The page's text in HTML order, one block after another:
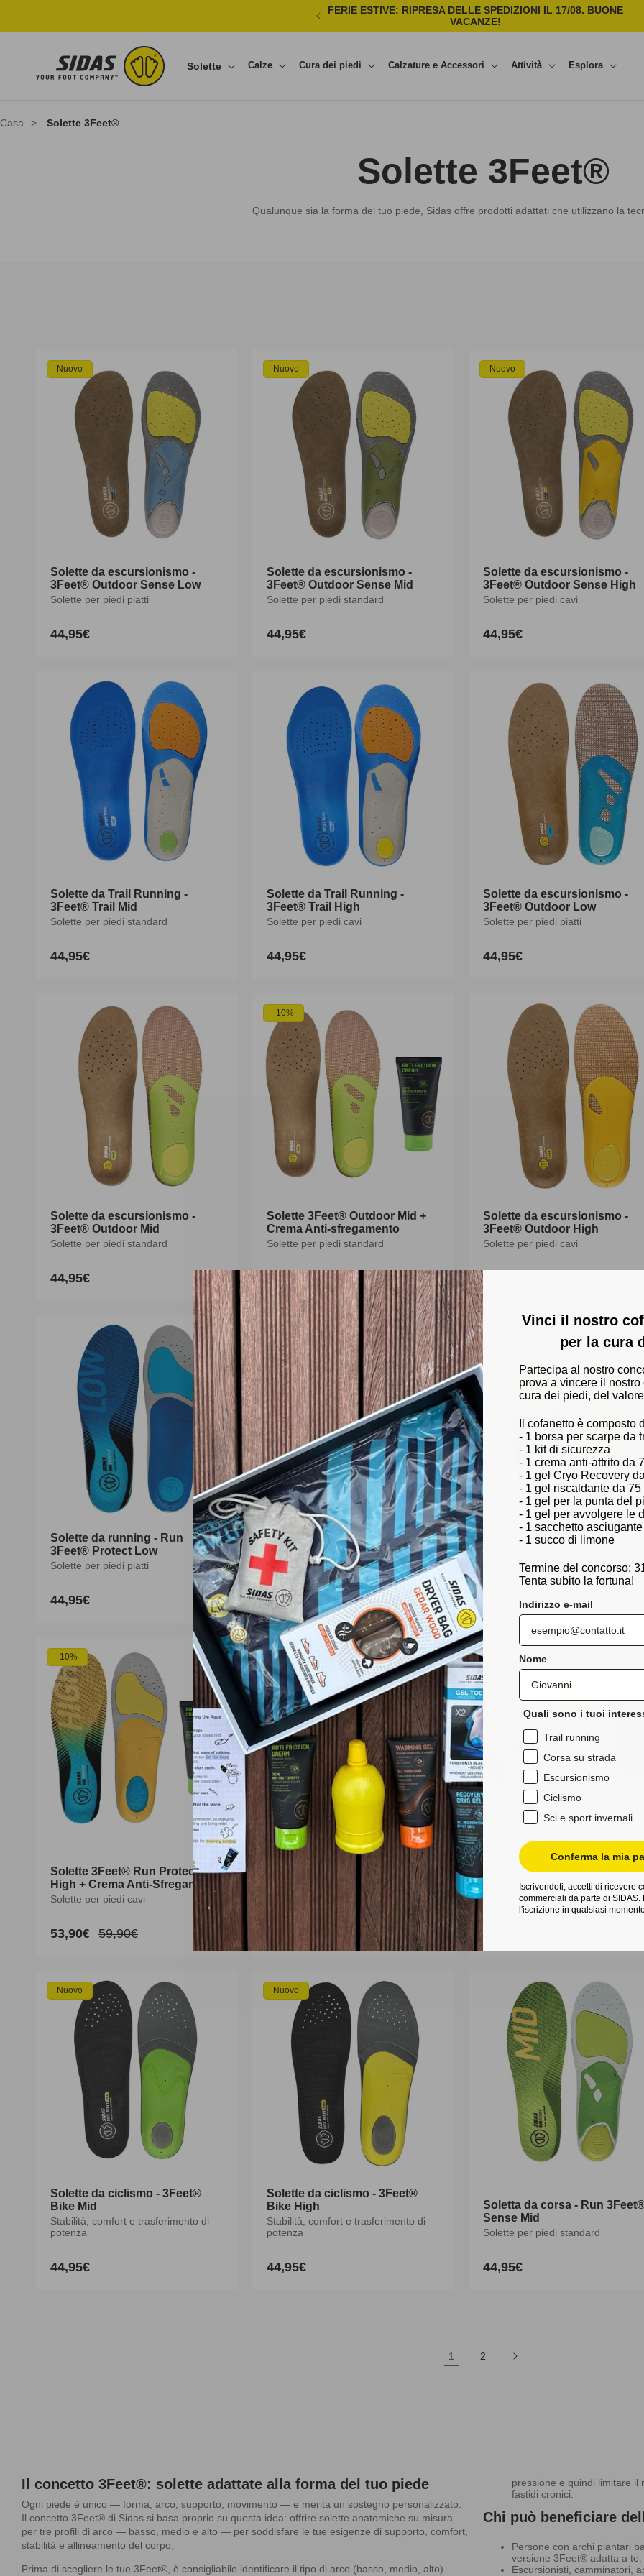
FERIE ESTIVE: RIPRESA DELLE SPEDIZIONI IL 17/08. BUONE
VACANZE!
Solette Calze Cura dei piedi Calzature e Accessori Attività Esplora
Casa > Solette 3Feet®
C
o
i
o
n
e
:
Solette 3Feet®
Qualunque sia la forma del tuo piede, Sidas offre prodotti adattati che utilizzano la
Nuovo
Solette da escursionismo -
3Feet® Outdoor Sense Low
Solette per piedi piatti
Prezzo
44,95€
Nuovo
Solette da escursionismo -
3Feet® Outdoor Sense Mid
Solette per piedi standard
Prezzo
44,95€
Nuovo
Solette da escursionismo -
3Feet® Outdoor Sense High
Solette per piedi cavi
Prezzo
44,95€
Solette da Trail Running -
3Feet® Trail Mid
Solette per piedi standard
Prezzo
44,95€
Solette da Trail Running -
3Feet® Trail High
Solette per piedi cavi
Prezzo
44,95€
Solette da escursionismo -
3Feet® Outdoor Low
Solette per piedi piatti
Prezzo
44,95€
Solette da escursionismo -
3Feet® Outdoor Mid
Solette per piedi standard
Prezzo
44,95€
-10%
Solette 3Feet® Outdoor Mid +
Crema Anti-sfregamento
Solette per piedi standard
Prezzo
scontato
53,90€
Prezzo
di
listino
59,90€
Solette da escursionismo -
3Feet® Outdoor High
Solette per piedi cavi
Solette da running - Run
3Feet® Protect Low
Solette per piedi piatti
Prezzo
44,95€
-10%
3Feet® Run Protect Low +
Crema anti-sfregamento
Solette per piedi piatti
Prezzo
scontato
53,90€
Prezzo
di
listino
59,90€
Solette da running - Run
Solette per piedi cavi
44,95€
-10%
Solette 3Feet® Run Protect
High + Crema Anti-Sfregamento
Solette per piedi cavi
Prezzo
53,90€
Prezzo
59,90€
Solette da running - 3Feet®
Run Protect Mid
Solette per piedi standard
di
Solette 3Feet® Run Protect
+ Crema anti-sfregamento
Solette per piedi standard
scontato di
Nuovo
Solette da ciclismo - 3Feet®
Bike Mid
Stabilità, comfort e trasferimento di
potenza
Prezzo
44,95€
Nuovo
Solette da ciclismo - 3Feet®
Bike High
Stabilità, comfort e trasferimento di
potenza
Prezzo
44,95€
Soletta da corsa - Run
Sense Mid
Solette per piedi standard
Prezzo
44,95€
1 2
Il concetto 3Feet®: solette adattate alla forma del tuo piede
Ogni piede è unico — forma, arco, supporto, movimento — e merita un sostegno personalizzato.
Il concetto 3Feet® di Sidas si basa proprio su questa idea: offrire solette anatomiche su misura
per tre profili di arco — basso, medio e alto — per soddisfare le tue esigenze di supporto, comfort,
stabilità e allineamento del corpo.
Prima di scegliere le tue 3Feet®, è consigliabile identificare il tipo di arco (basso, medio, alto) —
pressione e quindi limitare il
fastidi cronici.
Chi può beneficiare
Persone con archi plantari
versione 3Feet® adatta a te.
Escursionisti, camminatori,
Vinci il nostro
per la cura
Partecipa al nostro
prova a vincere il nostro
cura dei piedi, del
Il cofanetto è composto
- 1 borsa per scarpe da
- 1 kit di sicurezza
- 1 crema anti-attrito da
- 1 gel Cryo Recovery
- 1 gel riscaldante da 75
- 1 gel per la punta del
- 1 gel per avvolgere le
- 1 sacchetto
- 1 succo di limone
Termine del concorso:
Tenta subito la fortuna!
Indirizzo e-mail
Nome
Quali sono i tuoi
Trail running
Corsa su strada
Escursionismo
Ciclismo
Sci e sport invernali
Conferma la mia
Iscrivendoti, accetti di ricevere
commerciali da parte di SIDAS.
l'iscrizione in qualsiasi